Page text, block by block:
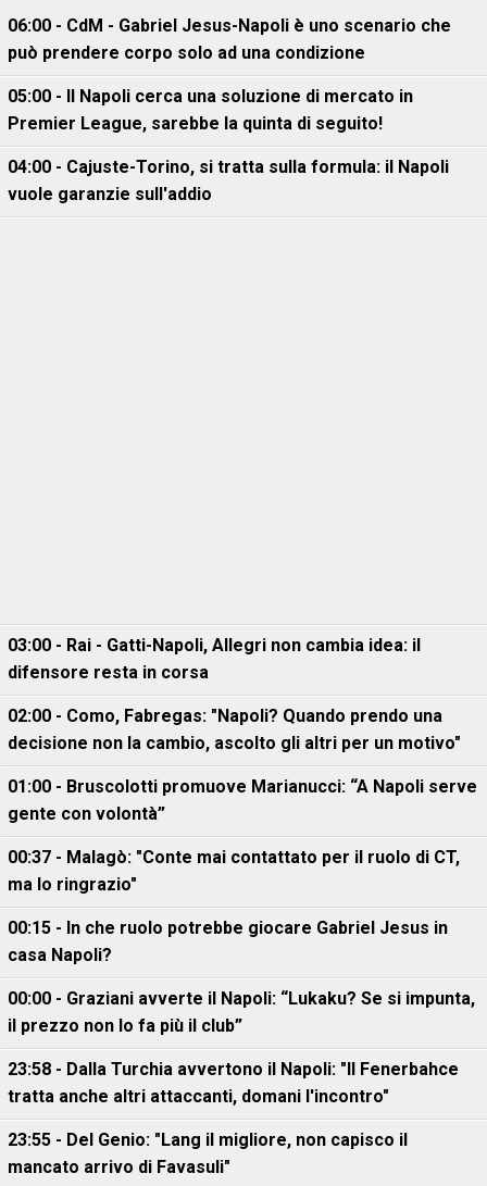
06:00 - CdM - Gabriel Jesus-Napoli è uno scenario che
può prendere corpo solo ad una condizione
05:00 - Il Napoli cerca una soluzione di mercato in
Premier League, sarebbe la quinta di seguito!
04:00 - Cajuste-Torino, si tratta sulla formula: il Napoli
vuole garanzie sull'addio
03:00 - Rai - Gatti-Napoli, Allegri non cambia idea: il
difensore resta in corsa
02:00 - Como, Fabregas: "Napoli? Quando prendo una
decisione non la cambio, ascolto gli altri per un motivo"
01:00 - Bruscolotti promuove Marianucci: “A Napoli serve
gente con volontà”
00:37 - Malagò: "Conte mai contattato per il ruolo di CT,
ma lo ringrazio"
00:15 - In che ruolo potrebbe giocare Gabriel Jesus in
casa Napoli?
00:00 - Graziani avverte il Napoli: “Lukaku? Se si impunta,
il prezzo non lo fa più il club”
23:58 - Dalla Turchia avvertono il Napoli: "Il Fenerbahce
tratta anche altri attaccanti, domani l'incontro"
23:55 - Del Genio: "Lang il migliore, non capisco il
mancato arrivo di Favasuli"